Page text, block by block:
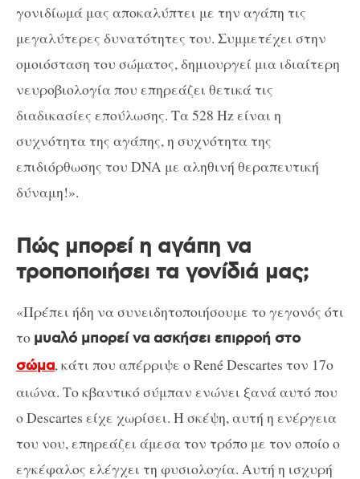
γονιδίωμά μας αποκαλύπτει με την αγάπη τις
μεγαλύτερες δυνατότητες του. Συμμετέχει στην
ομοιόσταση του σώματος, δημιουργεί μια ιδιαίτερη
νευροβιολογία που επηρεάζει θετικά τις
διαδικασίες επούλωσης. Τα 528 Hz είναι η
συχνότητα της αγάπης, η συχνότητα της
επιδιόρθωσης του DNA με αληθινή θεραπευτική
δύναμη!».
Πώς μπορεί η αγάπη να
τροποποιήσει τα γονίδιά μας;
«Πρέπει ήδη να συνειδητοποιήσουμε το γεγονός ότι
το μυαλό μπορεί να ασκήσει επιρροή στο
σώμα, κάτι που απέρριψε ο René Descartes τον 17ο
αιώνα. Το κβαντικό σύμπαν ενώνει ξανά αυτό που
ο Descartes είχε χωρίσει. Η σκέψη, αυτή η ενέργεια
του νου, επηρεάζει άμεσα τον τρόπο με τον οποίο ο
εγκέφαλος ελέγχει τη φυσιολογία. Αυτή η ισχυρή